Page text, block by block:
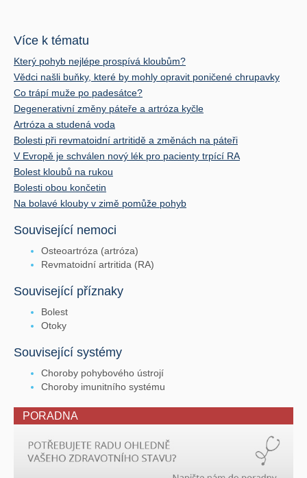
Více k tématu
Který pohyb nejlépe prospívá kloubům?
Vědci našli buňky, které by mohly opravit poničené chrupavky
Co trápí muže po padesátce?
Degenerativní změny páteře a artróza kyčle
Artróza a studená voda
Bolesti při revmatoidní artritidě a změnách na páteři
V Evropě je schválen nový lék pro pacienty trpící RA
Bolest kloubů na rukou
Bolesti obou končetin
Na bolavé klouby v zimě pomůže pohyb
Související nemoci
Osteoartróza (artróza)
Revmatoidní artritida (RA)
Související příznaky
Bolest
Otoky
Související systémy
Choroby pohybového ústrojí
Choroby imunitního systému
PORADNA